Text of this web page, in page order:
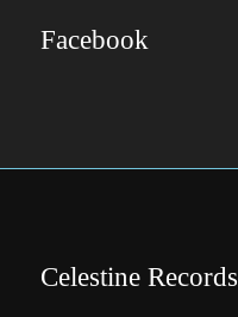
Facebook
Celestine Records